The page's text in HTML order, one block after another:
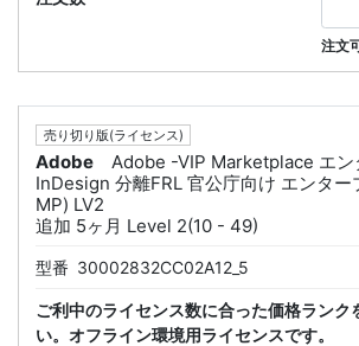
注文
売り切り版(ライセンス)
Adobe
Adobe -VIP Marketplace エン
InDesign 分離FRL 官公庁向け エンター
MP) LV2
追加 5ヶ月 Level 2(10 - 49)
型番 30002832CC02A12_5
ご利中のライセンス数に合った価格ランク
い。オフライン環境用ライセンスです。